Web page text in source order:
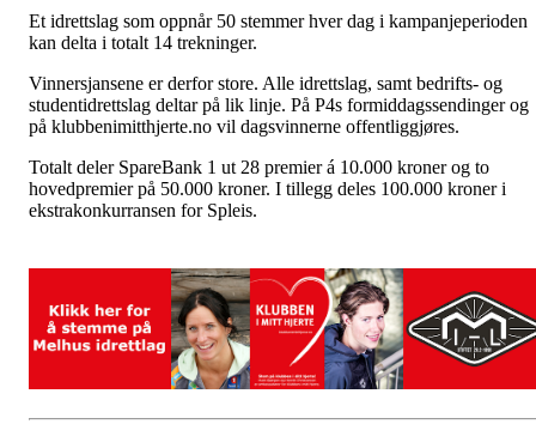
Et idrettslag som oppnår 50 stemmer hver dag i kampanjeperioden
kan delta i totalt 14 trekninger.
Vinnersjansene er derfor store. Alle idrettslag, samt bedrifts- og
studentidrettslag deltar på lik linje. På P4s formiddagssendinger og
på klubbenimitthjerte.no vil dagsvinnerne offentliggjøres.
Totalt deler SpareBank 1 ut 28 premier á 10.000 kroner og to
hovedpremier på 50.000 kroner. I tillegg deles 100.000 kroner i
ekstrakonkurransen for Spleis.